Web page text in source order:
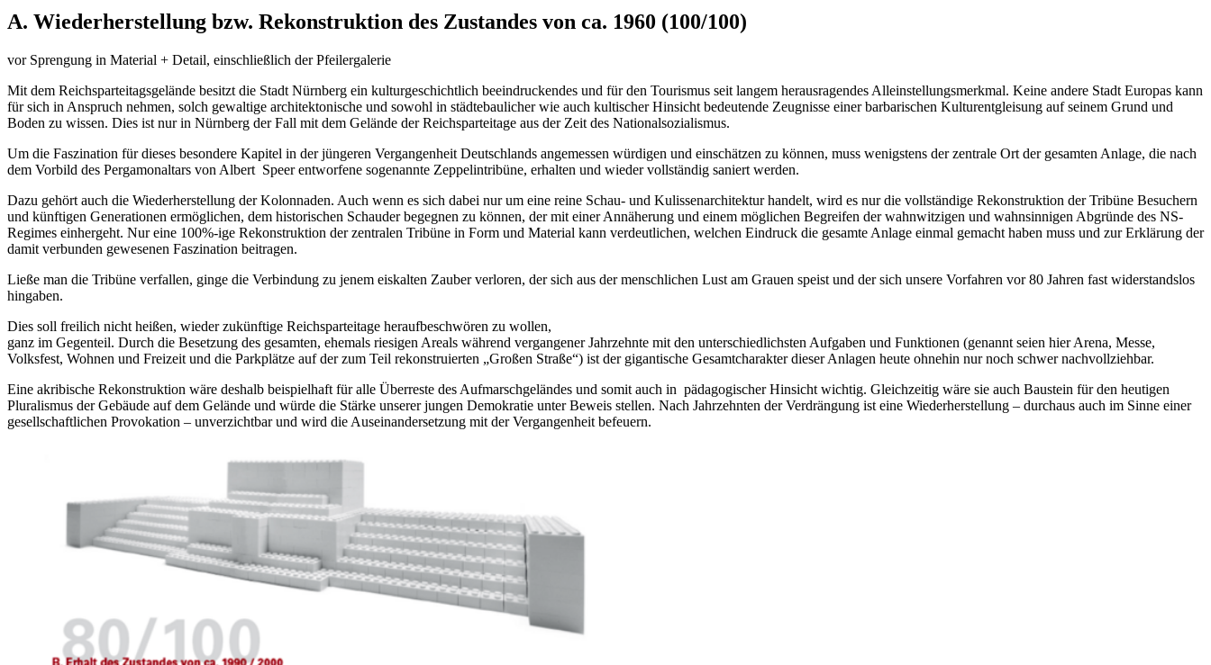
A. Wiederherstellung bzw. Rekonstruktion des Zustandes von ca. 1960 (100/100)
vor Sprengung in Material + Detail, einschließlich der Pfeilergalerie
Mit dem Reichsparteitagsgelände besitzt die Stadt Nürnberg ein kulturgeschichtlich beeindruckendes und für den Tourismus seit langem herausragendes Alleinstellungsmerkmal. Keine andere Stadt Europas kann
für sich in Anspruch nehmen, solch gewaltige architektonische und sowohl in städtebaulicher wie auch kultischer Hinsicht bedeutende Zeugnisse einer barbarischen Kulturentgleisung auf seinem Grund und
Boden zu wissen. Dies ist nur in Nürnberg der Fall mit dem Gelände der Reichsparteitage aus der Zeit des Nationalsozialismus.
Um die Faszination für dieses besondere Kapitel in der jüngeren Vergangenheit Deutschlands angemessen würdigen und einschätzen zu können, muss wenigstens der zentrale Ort der gesamten Anlage, die nach
dem Vorbild des Pergamonaltars von Albert Speer entworfene sogenannte Zeppelintribüne, erhalten und wieder vollständig saniert werden.
Dazu gehört auch die Wiederherstellung der Kolonnaden. Auch wenn es sich dabei nur um eine reine Schau- und Kulissenarchitektur handelt, wird es nur die vollständige Rekonstruktion der Tribüne Besuchern
und künftigen Generationen ermöglichen, dem historischen Schauder begegnen zu können, der mit einer Annäherung und einem möglichen Begreifen der wahnwitzigen und wahnsinnigen Abgründe des NS-
Regimes einhergeht. Nur eine 100%-ige Rekonstruktion der zentralen Tribüne in Form und Material kann verdeutlichen, welchen Eindruck die gesamte Anlage einmal gemacht haben muss und zur Erklärung der
damit verbunden gewesenen Faszination beitragen.
Ließe man die Tribüne verfallen, ginge die Verbindung zu jenem eiskalten Zauber verloren, der sich aus der menschlichen Lust am Grauen speist und der sich unsere Vorfahren vor 80 Jahren fast widerstandslos
hingaben.
Dies soll freilich nicht heißen, wieder zukünftige Reichsparteitage heraufbeschwören zu wollen,
ganz im Gegenteil. Durch die Besetzung des gesamten, ehemals riesigen Areals während vergangener Jahrzehnte mit den unterschiedlichsten Aufgaben und Funktionen (genannt seien hier Arena, Messe,
Volksfest, Wohnen und Freizeit und die Parkplätze auf der zum Teil rekonstruierten „Großen Straße“) ist der gigantische Gesamtcharakter dieser Anlagen heute ohnehin nur noch schwer nachvollziehbar.
Eine akribische Rekonstruktion wäre deshalb beispielhaft für alle Überreste des Aufmarschgeländes und somit auch in pädagogischer Hinsicht wichtig. Gleichzeitig wäre sie auch Baustein für den heutigen
Pluralismus der Gebäude auf dem Gelände und würde die Stärke unserer jungen Demokratie unter Beweis stellen. Nach Jahrzehnten der Verdrängung ist eine Wiederherstellung – durchaus auch im Sinne einer
gesellschaftlichen Provokation – unverzichtbar und wird die Auseinandersetzung mit der Vergangenheit befeuern.